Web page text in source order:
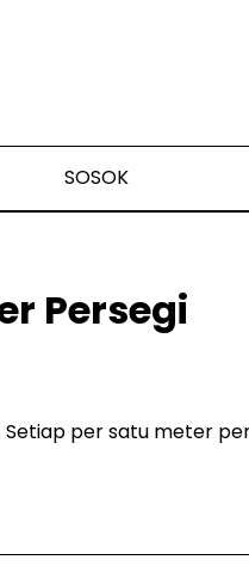
SOSOK
Persegi
per satu meter